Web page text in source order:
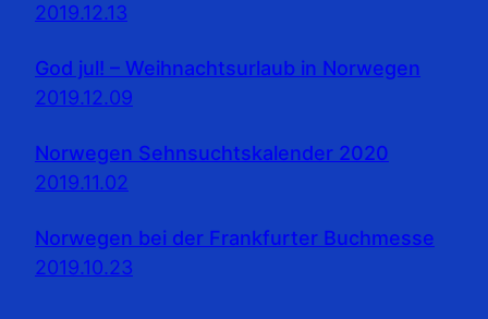
2019.12.13
God jul! – Weihnachtsurlaub in Norwegen
2019.12.09
Norwegen Sehnsuchtskalender 2020
2019.11.02
Norwegen bei der Frankfurter Buchmesse
2019.10.23